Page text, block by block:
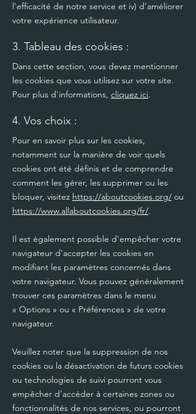
l'efficacité de notre service et iv) d'améliorer
votre expérience utilisateur.
3. Tableau des cookies :
Dans cette section, vous devez mentionner
les cookies que vous utilisez sur votre site.
Pour plus d'informations, cliquez ici.
4. Vos choix :
Pour en savoir plus sur les cookies,
notamment sur la manière de voir quels
cookies ont été définis et de comprendre
comment les gérer, les supprimer ou les
bloquer, visitez https://aboutcookies.org/ ou
https://www.allaboutcookies.org/fr/.
Il est également possible d'empêcher votre
navigateur d'accepter les cookies en
modifiant les paramètres concernés dans
votre navigateur. Vous pouvez généralement
trouver ces paramètres dans le menu
« Options » ou « Préférences » de votre
navigateur.
Veuillez noter que la suppression de nos
cookies ou la désactivation de futurs cookies
ou technologies de suivi pourront vous
empêcher d'accéder à certaines zones ou
fonctionnalités de nos services, ou pourront